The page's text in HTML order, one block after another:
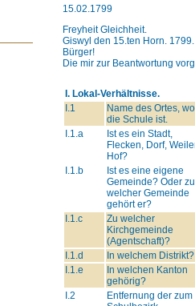
15.02.1799
Freyheit Gleichheit.
Giswyl den 15.ten Horn. 1799.
Bürger!
Die mir zur Beantwortung
I. Lokal-Verhältnisse.
I.1
Name des Ortes, wo
die Schule ist.
I.1.a
Ist es ein Stadt,
Flecken, Dorf,
Hof?
I.1.b
Ist es eine eigene
Gemeinde? Oder zu
welcher Gemeinde
gehört er?
I.1.c
Zu welcher
Kirchgemeinde
(Agentschaft)?
I.1.d
In welchem Distrikt?
I.1.e
In welchen Kanton
gehörig?
I.2
Entfernung der zum